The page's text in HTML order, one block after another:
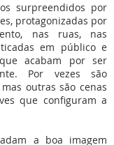
surpreendidos por
protagonizadas por
nas ruas, nas
em público e
acabam por ser
Por vezes são
outras são cenas
que configuram a
a boa imagem